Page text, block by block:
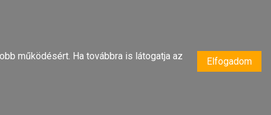
működésért. Ha továbbra is látogatja az
Elfogadom